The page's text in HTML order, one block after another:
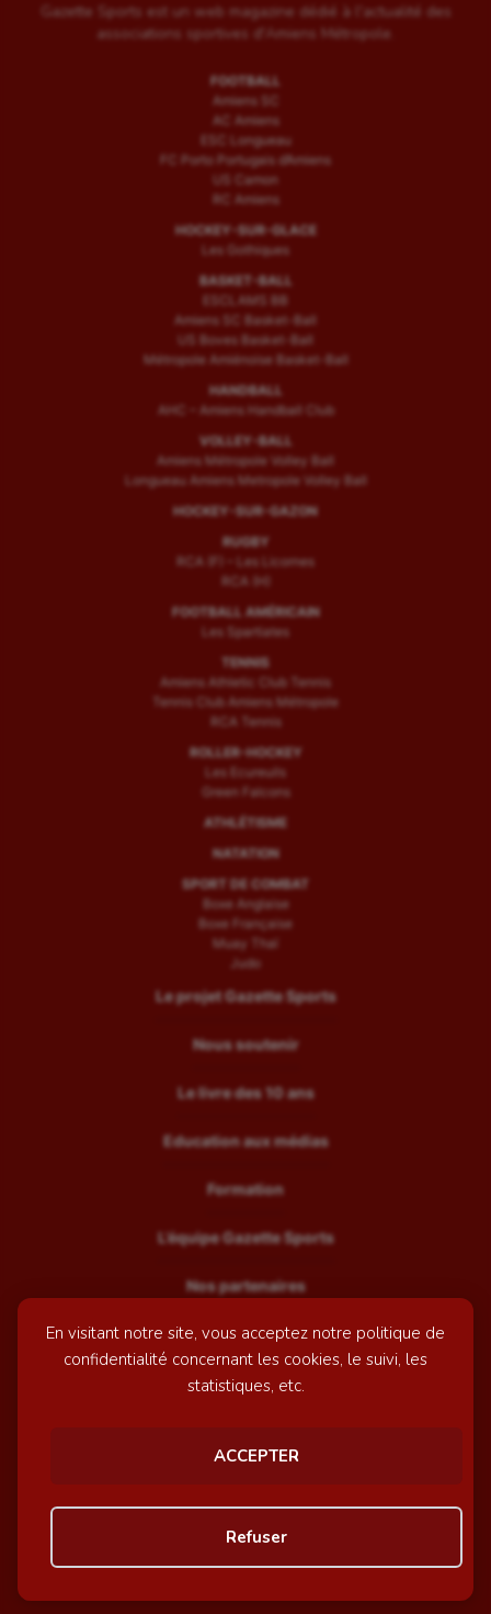
En visitant notre site, vous acceptez notre politique de
confidentialité concernant les cookies, le suivi, les
statistiques, etc.
ACCEPTER
Refuser
Gazette Sports est un web magazine dédié à l'actualité des
associations sportives d'Amiens Métropole.
FOOTBALL
Amiens SC
AC Amiens
ESC Longueau
FC Porto Portugais d’Amiens
US Camon
RC Amiens
HOCKEY-SUR-GLACE
Les Gothiques
BASKET-BALL
ESCLAMS BB
Amiens SC Basket-Ball
US Boves Basket-Ball
Métropole Amiénoise Basket-Ball
HANDBALL
AHC – Amiens Handball Club
VOLLEY-BALL
Amiens Métropole Volley Ball
Longueau Amiens Metropole Volley Ball
HOCKEY-SUR-GAZON
RUGBY
RCA (F) – Les Licornes
RCA (H)
FOOTBALL AMÉRICAIN
Les Spartiates
TENNIS
Amiens Athletic Club Tennis
Tennis Club Amiens Métropole
RCA Tennis
ROLLER-HOCKEY
Les Ecureuils
Green Falcons
ATHLÉTISME
NATATION
SPORT DE COMBAT
Boxe Anglaise
Boxe Française
Muay Thaï
Judo
Le projet Gazette Sports
Nous soutenir
Le livre des 10 ans
Education aux médias
Formation
L’équipe Gazette Sports
Nos partenaires
Recrutement
Mentions légales
© GazetteSports - 2026 | Site internet réalisé par
Awelty